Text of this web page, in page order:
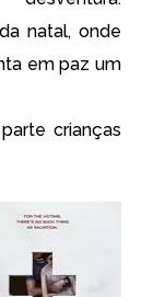
natal, onde
em paz um
crianças